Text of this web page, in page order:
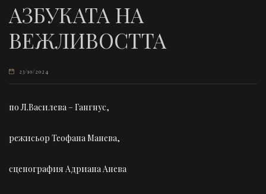
АЗБУКАТА НА
ВЕЖЛИВОСТТА
23/10/2024
по Л.Василева – Гангнус,
режисьор Теофана Манева,
сценография Адриана Анева